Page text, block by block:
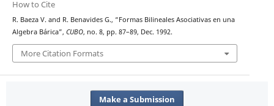
How to Cite
R. Baeza V. and R. Benavides G., “Formas Bilineales Asociativas en una
Algebra Bárica”, CUBO, no. 8, pp. 87–89, Dec. 1992.
More Citation Formats
Make a Submission